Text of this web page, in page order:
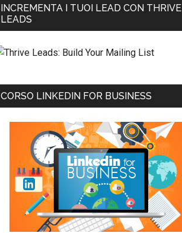
INCREMENTA I TUOI LEAD CON THRIVE
LEADS
CORSO LINKEDIN FOR BUSINESS